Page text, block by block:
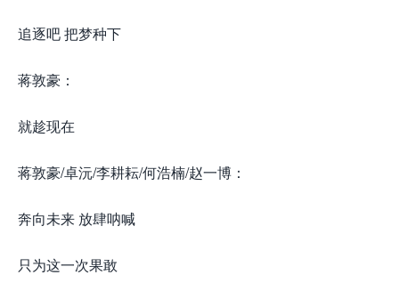
追逐吧 把梦种下
蒋敦豪：
就趁现在
蒋敦豪/卓沅/李耕耘/何浩楠/赵一博：
奔向未来 放肆呐喊
只为这一次果敢